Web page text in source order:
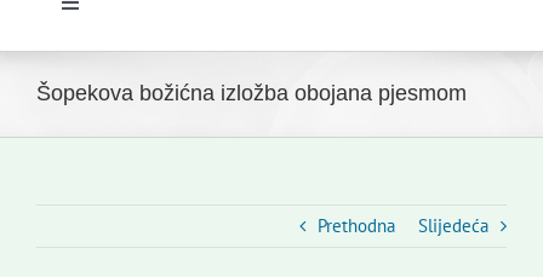
Toggle
Novosti
Šopekova božićna izložba obojana pjesmom
Prethodna Slijedeća